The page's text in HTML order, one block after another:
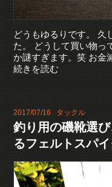
どうもゆるりです。 久
た。 どうして買い物っ
か謎すぎます。笑 お金
続きを読む
2017/07/16 タックル
釣り用の磯靴選
るフェルトスパイ